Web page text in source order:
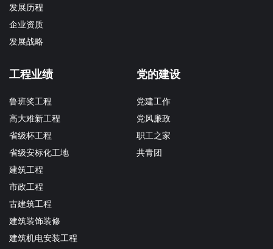
发展历程
企业资质
发展战略
工程业绩
鲁班奖工程
高大难新工程
省级杯工程
省级安标化工地
建筑工程
市政工程
古建筑工程
建筑装饰装修
建筑机电安装工程
党的建设
党建工作
党风廉政
职工之家
共青团